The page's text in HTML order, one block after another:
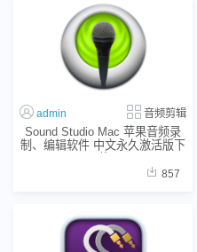
admin 音频剪辑
Sound Studio Mac 苹果音频录
制、编辑软件 中文永久激活版下
857